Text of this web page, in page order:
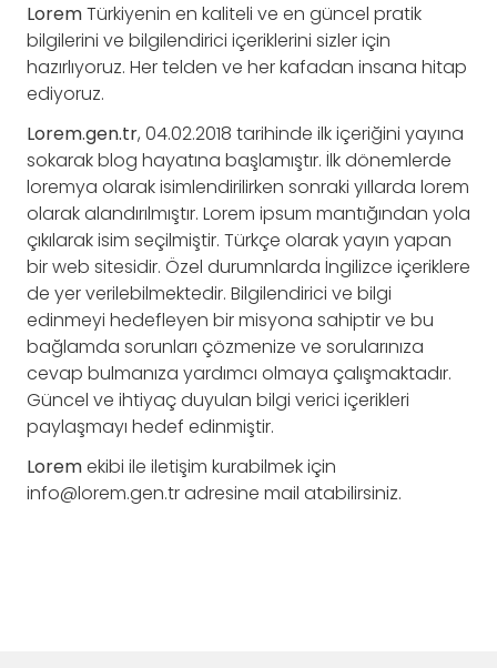
LoremTürkiyenin en kaliteli ve en güncel pratik
bilgilerini ve bilgilendirici içeriklerini sizler için
hazırlıyoruz. Her telden ve her kafadan insana hitap
ediyoruz.
Lorem.gen.tr, 04.02.2018 tarihinde ilk içeriğini yayına
sokarak blog hayatına başlamıştır. İlk dönemlerde
loremya olarak isimlendirilirken sonraki yıllarda lorem
olarak alandırılmıştır. Lorem ipsum mantığından yola
çıkılarak isim seçilmiştir. Türkçe olarak yayın yapan
bir web sitesidir. Özel durumnlarda İngilizce içeriklere
de yer verilebilmektedir. Bilgilendirici ve bilgi
edinmeyi hedefleyen bir misyona sahiptir ve bu
bağlamda sorunları çözmenize ve sorularınıza
cevap bulmanıza yardımcı olmaya çalışmaktadır.
Güncel ve ihtiyaç duyulan bilgi verici içerikleri
paylaşmayı hedef edinmiştir.
Loremekibi ile iletişim kurabilmek için
info@lorem.gen.tradresine mail atabilirsiniz.